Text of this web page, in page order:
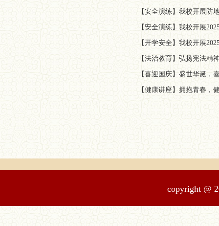
【安全演练】我校开展防
【安全演练】我校开展
【开学安全】我校开展
【法治教育】弘扬宪法
【喜迎国庆】盛世华诞
【健康讲座】拥抱青春
copyright @